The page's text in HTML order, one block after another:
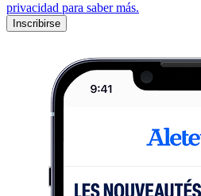
privacidad para saber más.
Inscribirse